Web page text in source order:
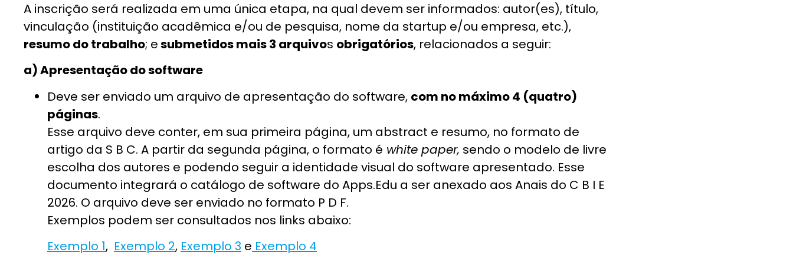
A inscrição será realizada em uma única etapa, na qual devem ser informados: autor(es), título,
vinculação (instituição acadêmica e/ou de pesquisa, nome da startup e/ou empresa, etc.),
resumo do trabalho; esubmetidos mais 3 arquivos obrigatórios, relacionados a seguir:
a) Apresentação do software
Deve ser enviado um arquivo de apresentação do software, com no máximo 4 (quatro)
páginas.
Esse arquivo deve conter, em sua primeira página, um abstract e resumo, no formato de
artigo da S B C. A partir da segunda página, o formato é white paper, sendo o modelo de livre
escolha dos autores e podendo seguir a identidade visual do software apresentado. Esse
documento integrará o catálogo de software do Apps.Edu a ser anexado aos Anais do C B I E
2026. O arquivo deve ser enviado no formato P D F.
Exemplos podem ser consultados nos links abaixo:
Exemplo 1, Exemplo 2, Exemplo 3 e Exemplo 4